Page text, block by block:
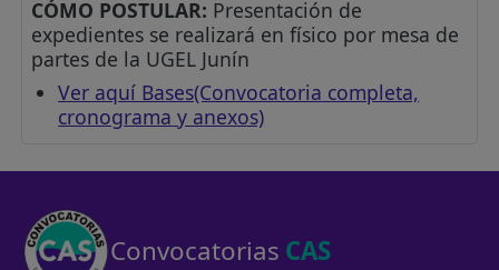
CÓMO POSTULAR: Presentación de
expedientes se realizará en físico por mesa de
partes de la UGEL Junín
Ver aquí Bases(Convocatoria completa,
cronograma y anexos)
Convocatorias CAS